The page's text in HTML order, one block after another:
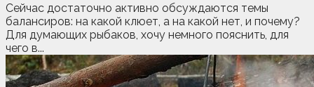
Сейчас достаточно активно обсуждаются темы
балансиров: на какой клюет, а на какой нет, и почему?
Для думающих рыбаков, хочу немного пояснить, для
чего в...